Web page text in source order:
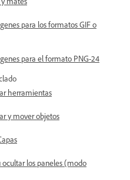
para los formatos GIF o
para el formato PNG-24
herramientas
y mover objetos
ocultar los paneles (modo